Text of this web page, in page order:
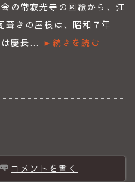
の常寂光寺の図絵から、江
葺きの屋根は、昭和７年
は慶長… ►続きを読む
コメントを書く